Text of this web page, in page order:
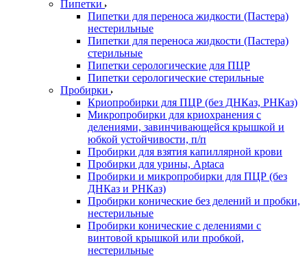
Пипетки
Пипетки для переноса жидкости (Пастера)
нестерильные
Пипетки для переноса жидкости (Пастера)
стерильные
Пипетки серологические для ПЦР
Пипетки серологические стерильные
Пробирки
Криопробирки для ПЦР (без ДНКаз, РНКаз)
Микропробирки для криохранения с
делениями, завинчивающейся крышкой и
юбкой устойчивости, п/п
Пробирки для взятия капиллярной крови
Пробирки для урины, Aptaca
Пробирки и микропробирки для ПЦР (без
ДНКаз и РНКаз)
Пробирки конические без делений и пробки,
нестерильные
Пробирки конические с делениями с
винтовой крышкой или пробкой,
нестерильные